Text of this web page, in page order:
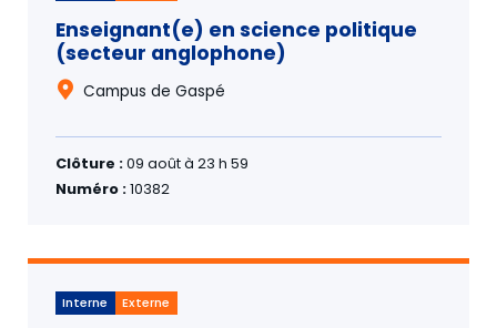
Enseignant(e) en science politique
(secteur anglophone)
Campus de Gaspé
Clôture :09 août à 23 h 59
Numéro :10382
Interne Externe